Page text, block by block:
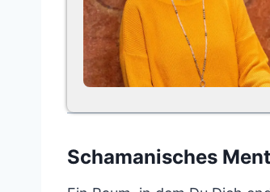
Schamanisches